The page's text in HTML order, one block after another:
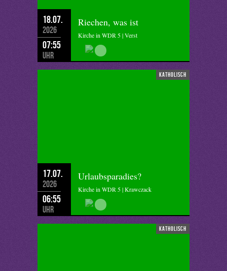
18.07.
2026
07:55
Uhr
Riechen, was ist
Kirche in WDR 5 | Verst
katholisch
17.07.
2026
06:55
Uhr
Urlaubsparadies?
Kirche in WDR 5 | Krawczack
katholisch